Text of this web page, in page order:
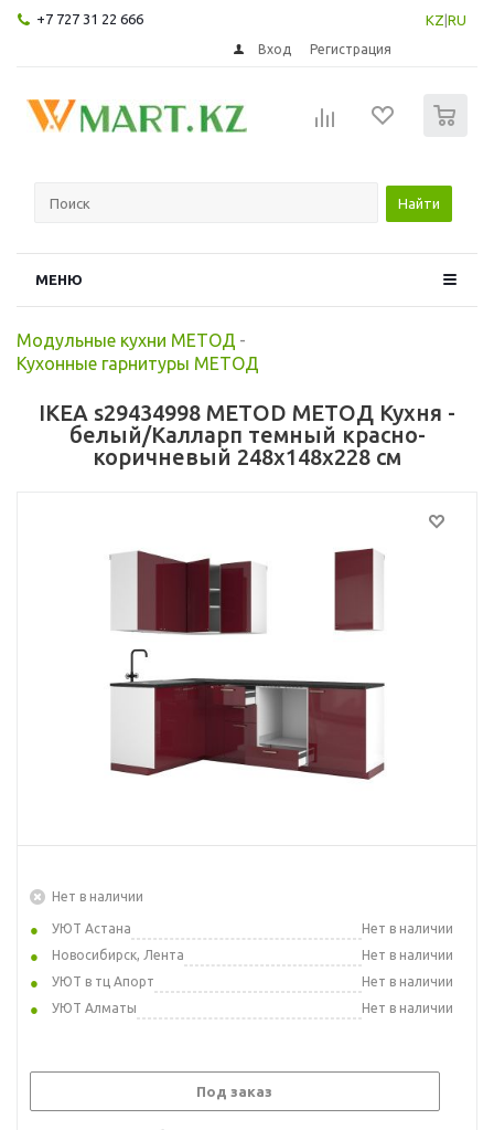
+7 727 31 22 666 KZ RU
Вход Регистрация
Найти
МЕНЮ
Модульные кухни МЕТОД -
Кухонные гарнитуры МЕТОД
IKEA s29434998 METOD МЕТОД Кухня -
белый/Калларп темный красно-
коричневый 248x148x228 см
Нет в наличии
УЮТ Астана
Нет в наличии
Новосибирск, Лента
Нет в наличии
УЮТ в тц Апорт
Нет в наличии
УЮТ Алматы
Нет в наличии
Под заказ